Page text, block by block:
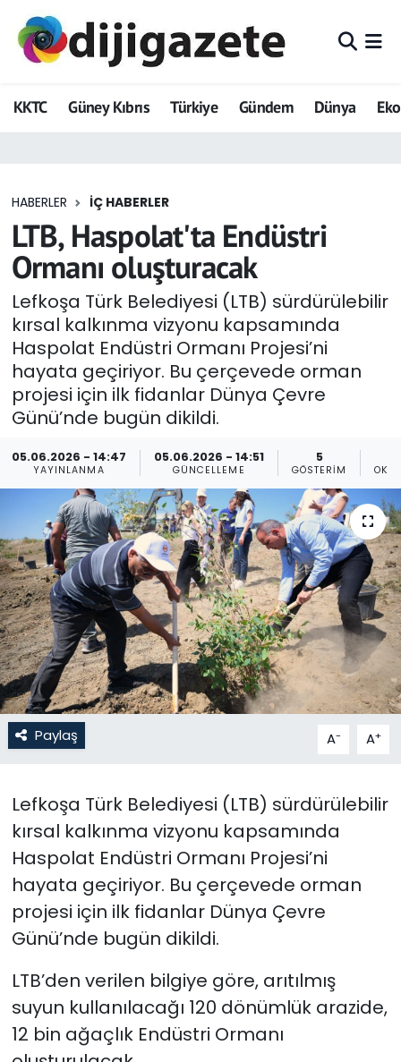
KKTC Güney Kıbrıs Türkiye Gündem Dünya
HABERLER İÇ HABERLER
LTB, Haspolat'ta Endüstri
Ormanı oluşturacak
Lefkoşa Türk Belediyesi (LTB) sürdürülebilir
kırsal kalkınma vizyonu kapsamında
Haspolat Endüstri Ormanı Projesi’ni
hayata geçiriyor. Bu çerçevede orman
projesi için ilk fidanlar Dünya Çevre
Günü’nde bugün dikildi.
05.06.2026 - 14:47
YAYINLANMA
05.06.2026 - 14:51
GÜNCELLEME
5
GÖSTERIM
Paylaş A- A+
Lefkoşa Türk Belediyesi (LTB) sürdürülebilir
kırsal kalkınma vizyonu kapsamında
Haspolat Endüstri Ormanı Projesi’ni
hayata geçiriyor. Bu çerçevede orman
projesi için ilk fidanlar Dünya Çevre
Günü’nde bugün dikildi.
LTB’den verilen bilgiye göre, arıtılmış
suyun kullanılacağı 120 dönümlük arazide,
12 bin ağaçlık Endüstri Ormanı
ADVERTORIAL
Dijigazete
Eğitim
Ekonomi
Foto Galeri
GEZİ
Güncel
KKTC
KKTC YEREL SEÇİM 2018
Kültür Sanat
Magazin
Moda
Nöbetçi Eczaneler
Otomobil Dünyası
Politika
SAĞLIK
Spor
Teknoloji
TÜRKiYE
Video Galeri
Hava Durumu
Trafik Durumu
Tüm Manşetler
Son Dakika Haberleri
Haber Arşivi